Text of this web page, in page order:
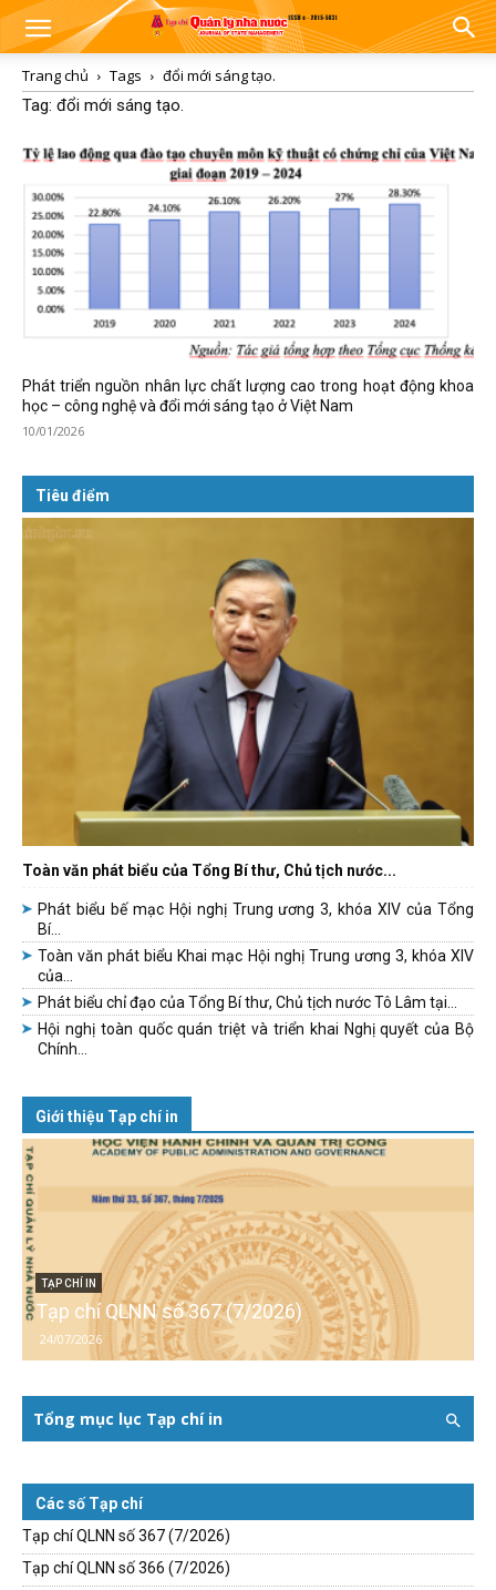
Trang chủ Tags
đổi mới sáng tạo.
Tag: đổi mới sáng tạo.
Phát triển nguồn nhân lực chất lượng cao trong hoạt động khoa
học – công nghệ và đổi mới sáng tạo ở Việt Nam
10/01/2026
Tiêu điểm
Toàn văn phát biểu của Tổng Bí thư, Chủ tịch nước...
Phát biểu bế mạc Hội nghị Trung ương 3, khóa XIV của Tổng
Bí...
Toàn văn phát biểu Khai mạc Hội nghị Trung ương 3, khóa XIV
của...
Phát biểu chỉ đạo của Tổng Bí thư, Chủ tịch nước Tô Lâm tại...
Hội nghị toàn quốc quán triệt và triển khai Nghị quyết của Bộ
Chính...
Giới thiệu Tạp chí in
TẠP CHÍ IN
Tạp chí QLNN số 367 (7/2026)
24/07/2026
Tổng mục lục Tạp chí in
Các số Tạp chí
Tạp chí QLNN số 367 (7/2026)
Tạp chí QLNN số 366 (7/2026)